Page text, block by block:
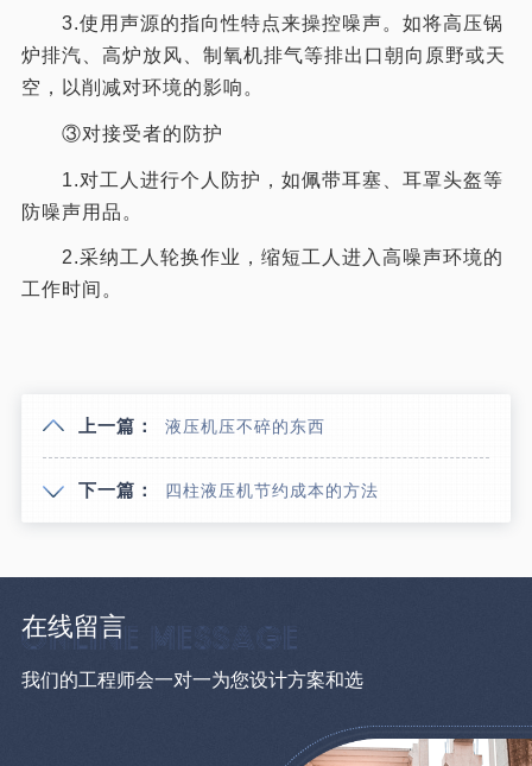
3.使用声源的指向性特点来操控噪声。如将高压锅
炉排汽、高炉放风、制氧机排气等排出口朝向原野或天
空，以削减对环境的影响。
③对接受者的防护
1.对工人进行个人防护，如佩带耳塞、耳罩头盔等
防噪声用品。
2.采纳工人轮换作业，缩短工人进入高噪声环境的
工作时间。
上一篇： 液压机压不碎的东西
下一篇： 四柱液压机节约成本的方法
在线留言
我们的工程师会一对一为您设计方案和选